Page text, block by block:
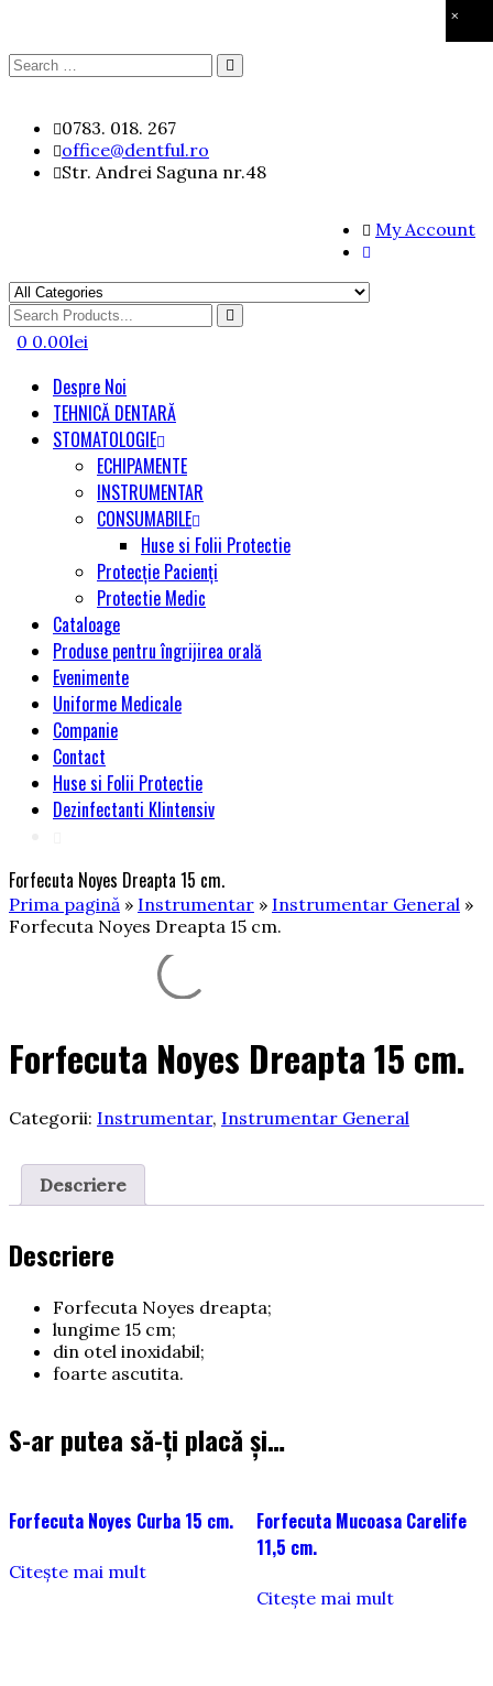
×
Search
content
0783. 018. 267
office@dentful.ro
Str. Andrei Saguna nr.48
My Account
Search
for
0 0.00lei
Despre Noi
TEHNICĂ DENTARĂ
STOMATOLOGIE
ECHIPAMENTE
INSTRUMENTAR
CONSUMABILE
Huse si Folii Protectie
Protecție Pacienți
Protectie Medic
Cataloage
Produse pentru îngrijirea orală
Evenimente
Uniforme Medicale
Companie
Contact
Huse si Folii Protectie
Dezinfectanti Klintensiv
Forfecuta Noyes Dreapta 15 cm.
Prima pagină » Instrumentar » Instrumentar General »
Forfecuta Noyes Dreapta 15 cm.
Forfecuta Noyes Dreapta 15 cm.
Categorii: Instrumentar, Instrumentar General
Descriere
Descriere
Forfecuta Noyes dreapta;
lungime 15 cm;
din otel inoxidabil;
foarte ascutita.
S-ar putea să-ți placă și…
Forfecuta Noyes Curba 15 cm.
Citește mai mult
Forfecuta Mucoasa Carelife
11,5 cm.
Citește mai mult